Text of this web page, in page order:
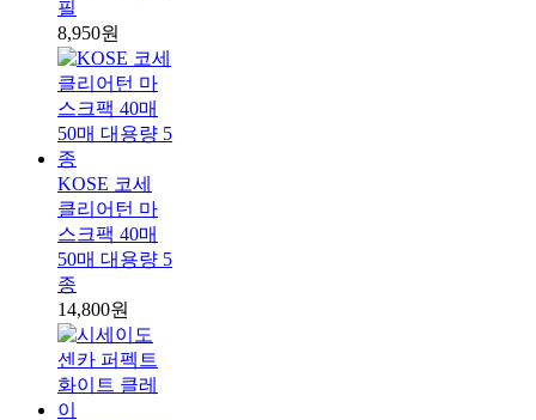
필
8,950원
KOSE 코세
클리어턴 마
스크팩 40매
50매 대용량 5
종
14,800원